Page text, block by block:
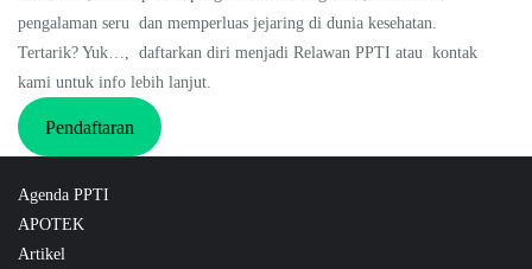
pengalaman seru dan memperluas jejaring di dunia kesehatan.
Tertarik? Yuk…, daftarkan diri menjadi Relawan PPTI atau kontak
kami untuk info lebih lanjut.
Pendaftaran
Agenda PPTI
APOTEK
Artikel